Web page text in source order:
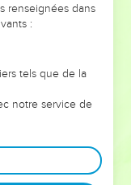
doutes, les erreurs
même que ce
et responsables
que leurs erreurs
un ministère, une
renseignées dans
:
tels que de la
notre service de